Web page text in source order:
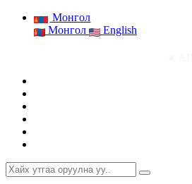
Монгол
Монгол
English